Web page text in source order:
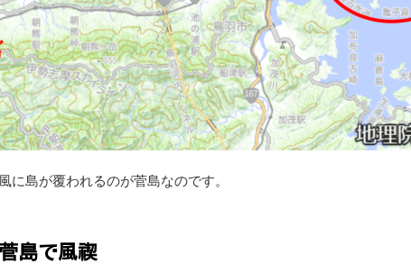
に島が覆われるのが菅島なのです。
島で風禊